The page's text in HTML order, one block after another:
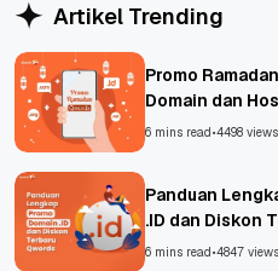
Artikel Trending
Promo
Domain dan
6 mins read•4498 views
Panduan
.ID dan Diskon
6 mins read•4847 views